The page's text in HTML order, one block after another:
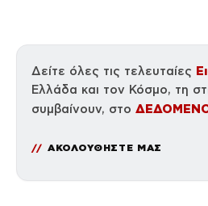
Δείτε όλες τις τελευταίες
Ελλάδα και τον Κόσμο, τη
συμβαίνουν, στο
ΑΚΟΛΟΥΘΗΣΤΕ ΜΑΣ